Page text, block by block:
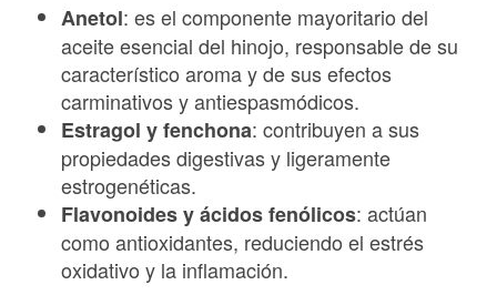
Anetol: es el componente mayoritario del
aceite esencial del hinojo, responsable de su
característico aroma y de sus efectos
carminativos y antiespasmódicos.
Estragol y fenchona: contribuyen a sus
propiedades digestivas y ligeramente
estrogenéticas.
Flavonoides y ácidos fenólicos: actúan
como antioxidantes, reduciendo el estrés
oxidativo y la inflamación.